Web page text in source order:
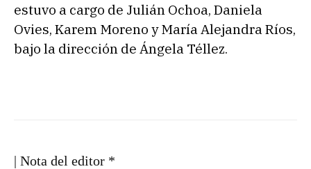
estuvo a cargo de Julián Ochoa, Daniela
Ovies, Karem Moreno y María Alejandra Ríos,
bajo la dirección de Ángela Téllez.
| Nota del editor *